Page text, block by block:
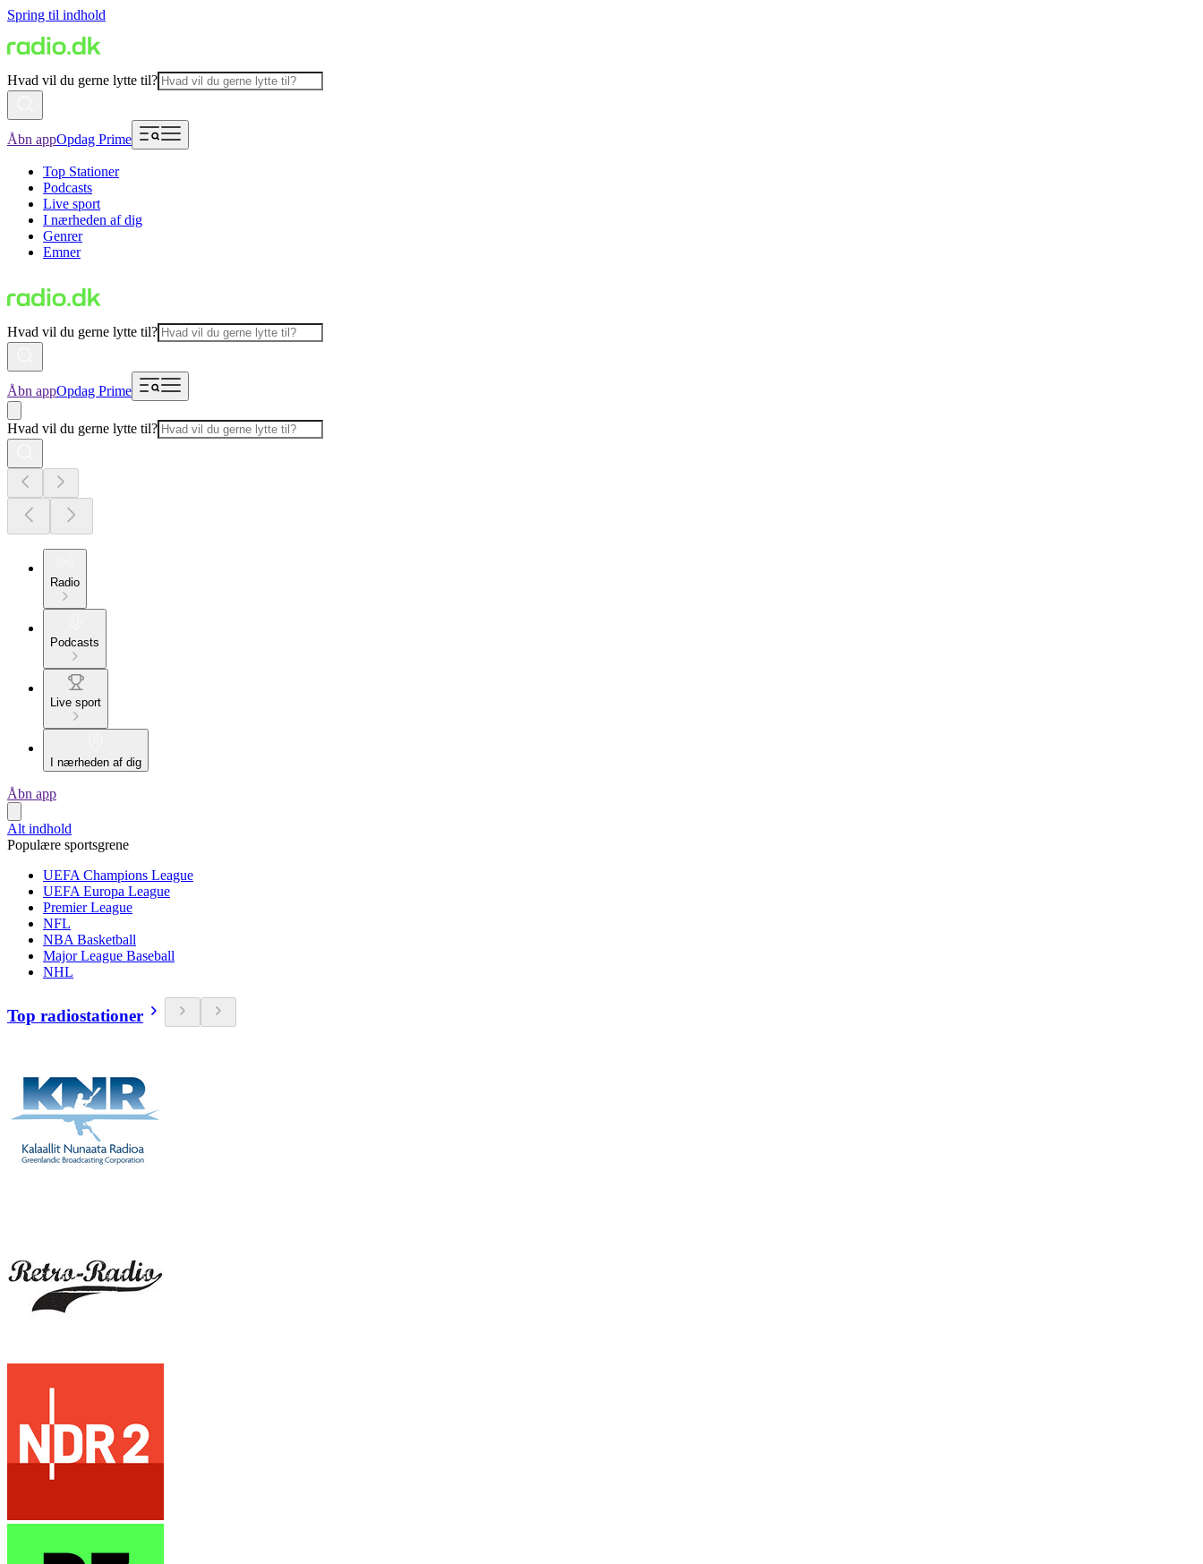
Spring til indhold
Hvad vil du gerne lytte til?
Åbn appOpdag Prime
Top Stationer
Podcasts
Live sport
I nærheden af dig
Genrer
Emner
Hvad vil du gerne lytte til?
Åbn appOpdag Prime
Hvad vil du gerne lytte til?
Radio
Podcasts
Live sport
I nærheden af dig
Åbn app
Alt indhold
Populære sportsgrene
UEFA Champions League
UEFA Europa League
Premier League
NFL
NBA Basketball
Major League Baseball
NHL
Top radiostationer